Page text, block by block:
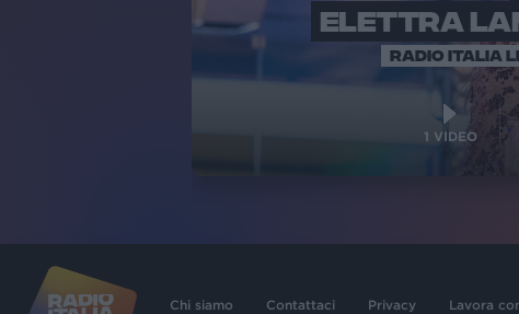
ELETTRA
RADIO ITALIA
1 VIDEO
Chi siamo Contattaci Privacy Lavora